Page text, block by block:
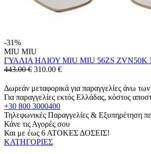
-31%
MIU MIU
ΓΥΑΛΙΑ ΗΛΙΟΥ MIU MIU 56ZS ZVN50K
443.00 € 310.00 €
Δωρεάν μεταφορικά για παραγγελίες άνω
Για παραγγελίες εκτός Ελλάδας, κόστος
+30 800 3000400
Τηλεφωνικές Παραγγελίες & Εξυπηρέτηση
Κάνε τις Αγορές σου
Και με έως 6 ΑΤΟΚΕΣ ΔΟΣΕΙΣ!
ΚΑΤΗΓΟΡΙΕΣ